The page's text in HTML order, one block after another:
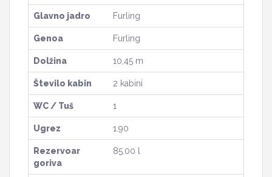
Glavno jadro Furling
Genoa Furling
Dolžina 10,45 m
Število kabin 2 kabini
WC / Tuš 1
Ugrez 1.90
Rezervoar
goriva
85.00 l